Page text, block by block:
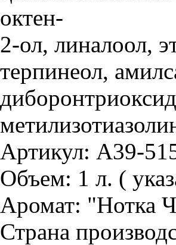
октен-
2-ол, линалоол,
терпинеол,
Артикул: A39-
Объем: 1 л. (
Аромат: "Нотка
Страна